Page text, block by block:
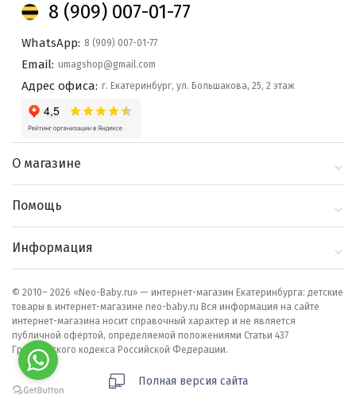
8 (909) 007-01-77
WhatsApp: 8 (909) 007-01-77
Email: umagshop@gmail.com
Адрес офиса: г. Екатеринбург, ул. Большакова, 25, 2 этаж
О магазине
Блог
Помощь
Как сделать заказ
Информация
© 2010– 2026 «Neo-Baby.ru» — интернет-магазин Екатеринбурга: детские
товары в интернет-магазине neo-baby.ru Вся информация на сайте
интернет-магазина носит справочный характер и не является
публичной офертой, определяемой положениями Статьи 437
Гражданского кодекса Российской Федерации.
Полная версия сайта